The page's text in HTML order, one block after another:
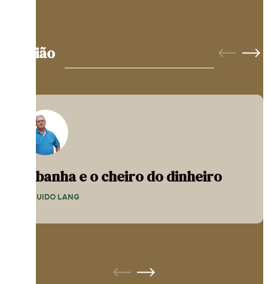
Opinião
A banha e o cheiro do dinheiro
— GUIDO LANG